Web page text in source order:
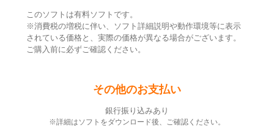
このソフトは有料ソフトです。
※消費税の増税に伴い、ソフト詳細説明や動作環境等に表示
されている価格と、実際の価格が異なる場合がございます。
ご購入前に必ずご確認ください。
その他のお支払い
銀行振り込みあり
※詳細はソフトをダウンロード後、ご確認ください。